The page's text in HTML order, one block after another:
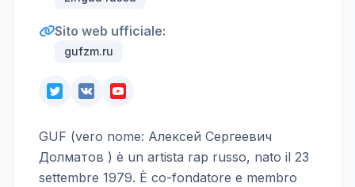
Sito web ufficiale:
gufzm.ru
GUF (vero nome: Алексей Сергеевич
Долматов ) è un artista rap russo, nato il 23
settembre 1979. È co-fondatore e membro